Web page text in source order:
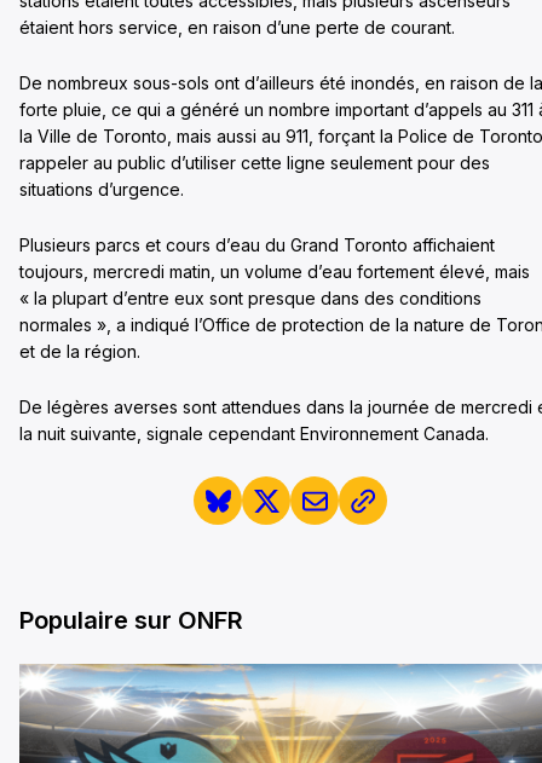
étaient hors service, en raison d’une perte de courant.
De nombreux sous-sols ont d’ailleurs été inondés, en raison de la
forte pluie, ce qui a généré un nombre important d’appels au 311
la Ville de Toronto, mais aussi au 911, forçant la Police de
rappeler au public d’utiliser cette ligne seulement pour des
situations d’urgence.
Plusieurs parcs et cours d’eau du Grand Toronto affichaient
toujours, mercredi matin, un volume d’eau fortement élevé, mais
« la plupart d’entre eux sont presque dans des conditions
normales », a indiqué l’Office de protection de la nature de
et de la région.
De légères averses sont attendues dans la journée de mercredi
la nuit suivante, signale cependant Environnement Canada.
Populaire sur ONFR